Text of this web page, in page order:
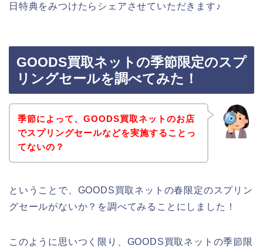
日特典をみつけたらシェアさせていただきます♪
GOODS買取ネットの季節限定のスプ
リングセールを調べてみた！
季節によって、GOODS買取ネットのお店
でスプリングセールなどを実施することっ
てないの？
ということで、GOODS買取ネットの春限定のスプリン
グセールがないか？を調べてみることにしました！
このように思いつく限り、GOODS買取ネットの季節限